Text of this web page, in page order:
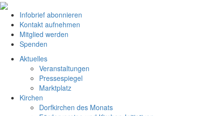
Infobrief abonnieren
Kontakt aufnehmen
Mitglied werden
Spenden
Aktuelles
Veranstaltungen
Pressespiegel
Marktplatz
Kirchen
Dorfkirchen des Monats